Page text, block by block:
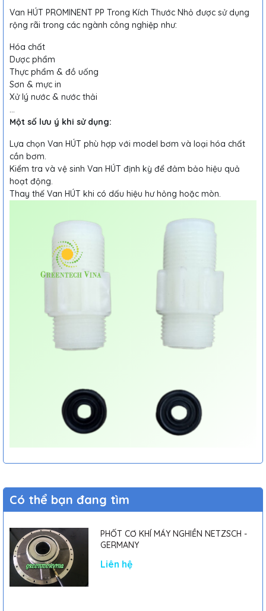
Van HÚT PROMINENT PP Trong Kích Thước Nhỏ được sử dụng
rộng rãi trong các ngành công nghiệp như:
Hóa chất
Dược phẩm
Thực phẩm & đồ uống
Sơn & mực in
Xử lý nước & nước thải
...
Một số lưu ý khi sử dụng:
Lựa chọn Van HÚT phù hợp với model bơm và loại hóa chất
cần bơm.
Kiểm tra và vệ sinh Van HÚT định kỳ để đảm bảo hiệu quả
hoạt động.
Thay thế Van HÚT khi có dấu hiệu hư hỏng hoặc mòn.
Có thể bạn đang tìm
PHỐT CƠ KHÍ MÁY NGHIỀN NETZSCH -
GERMANY
Liên hệ